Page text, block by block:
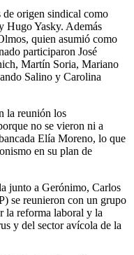
de origen sindical como
Hugo Yasky. Además
quien asumió como
participaron José
Martín Soria, Mariano
Salino y Carolina
la reunión los
no se vieron ni a
Elía Moreno, lo que
en su plan de
junto a Gerónimo, Carlos
se reunieron con un grupo
la reforma laboral y la
y del sector avícola de la